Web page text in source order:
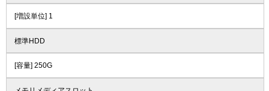
[増設単位] 1
標準HDD
[容量] 250G